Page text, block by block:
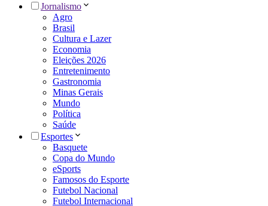
Jornalismo
Agro
Brasil
Cultura e Lazer
Economia
Eleições 2026
Entretenimento
Gastronomia
Minas Gerais
Mundo
Política
Saúde
Esportes
Basquete
Copa do Mundo
eSports
Famosos do Esporte
Futebol Nacional
Futebol Internacional